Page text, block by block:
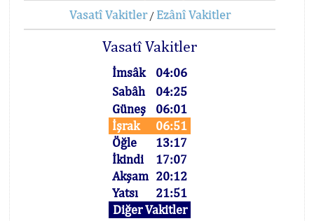
Vasatî Vakitler/ Ezânî Vakitler
Vasatî Vakitler
İmsâk
04:06
Sabâh
04:25
Güneş
06:01
İşrak
06:51
Öğle
13:17
İkindi
17:07
Akşam 20:12
Yatsı
21:51
Diğer Vakitler